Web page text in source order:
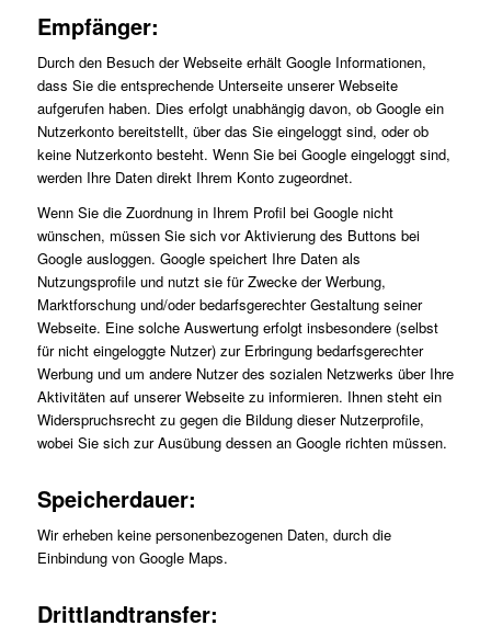
Empfänger:
Durch den Besuch der Webseite erhält Google Informationen,
dass Sie die entsprechende Unterseite unserer Webseite
aufgerufen haben. Dies erfolgt unabhängig davon, ob Google ein
Nutzerkonto bereitstellt, über das Sie eingeloggt sind, oder ob
keine Nutzerkonto besteht. Wenn Sie bei Google eingeloggt sind,
werden Ihre Daten direkt Ihrem Konto zugeordnet.
Wenn Sie die Zuordnung in Ihrem Profil bei Google nicht
wünschen, müssen Sie sich vor Aktivierung des Buttons bei
Google ausloggen. Google speichert Ihre Daten als
Nutzungsprofile und nutzt sie für Zwecke der Werbung,
Marktforschung und/oder bedarfsgerechter Gestaltung seiner
Webseite. Eine solche Auswertung erfolgt insbesondere (selbst
für nicht eingeloggte Nutzer) zur Erbringung bedarfsgerechter
Werbung und um andere Nutzer des sozialen Netzwerks über Ihre
Aktivitäten auf unserer Webseite zu informieren. Ihnen steht ein
Widerspruchsrecht zu gegen die Bildung dieser Nutzerprofile,
wobei Sie sich zur Ausübung dessen an Google richten müssen.
Speicherdauer:
Wir erheben keine personenbezogenen Daten, durch die
Einbindung von Google Maps.
Drittlandtransfer: